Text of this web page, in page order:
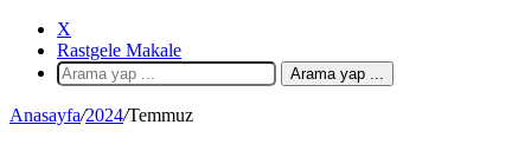
X
Rastgele Makale
Arama yap ...
Anasayfa/2024/Temmuz